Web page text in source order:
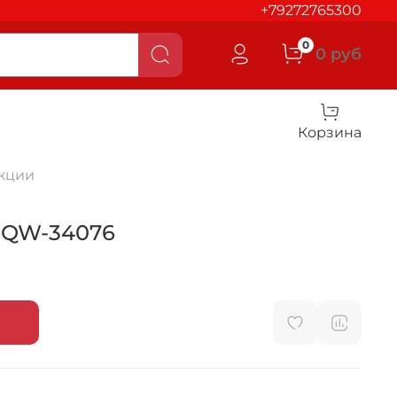
+79272765300
0 0 руб
Корзина
34076